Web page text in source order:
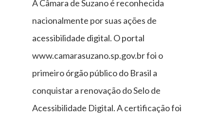
A Câmara de Suzano é reconhecida
nacionalmente por suas ações de
acessibilidade digital. O portal
www.camarasuzano.sp.gov.br foi o
primeiro órgão público do Brasil a
conquistar a renovação do Selo de
Acessibilidade Digital. A certificação foi